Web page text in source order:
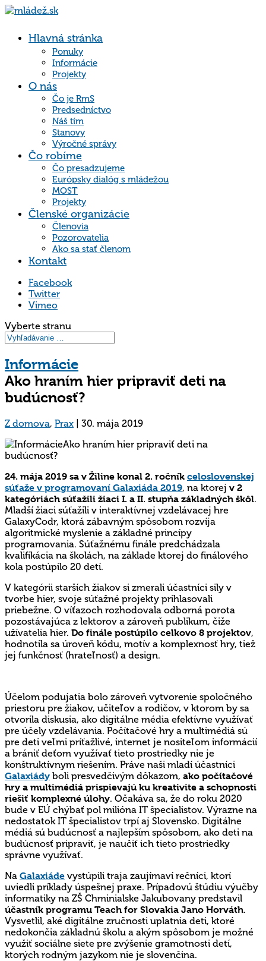
Hlavná stránka
Ponuky
Informácie
Projekty
O nás
Čo je RmS
Predsedníctvo
Náš tím
Stanovy
Výročné správy
Čo robíme
Čo presadzujeme
Európsky dialóg s mládežou
MOST
Projekty
Členské organizácie
Členovia
Pozorovatelia
Ako sa stať členom
Kontakt
Facebook
Twitter
Vimeo
Vyberte stranu
Informácie
Ako hraním hier pripraviť deti na
budúcnosť?
Z domova, Prax 30. mája 2019
24. mája 2019 sa v Žiline konal 2. ročník celoslovenskej
súťaže v programovaní Galaxiáda 2019, na ktorej v 2
kategóriách súťažili žiaci I. a II. stupňa základných škôl.
Mladší žiaci súťažili v interaktívnej vzdelávacej hre
GalaxyCodr, ktorá zábavným spôsobom rozvíja
algoritmické myslenie a základné princípy
programovania. Súťažnému finále predchádzala
kvalifikácia na školách, na základe ktorej do finálového
kola postúpilo 20 detí.
V kategórii starších žiakov si zmerali účastníci sily v
tvorbe hier, svoje súťažné projekty prihlasovali
priebežne. O víťazoch rozhodovala odborná porota
pozostávajúca z lektorov a zároveň publikum, čiže
užívatelia hier. Do finále postúpilo celkovo 8 projektov,
hodnotila sa úroveň kódu, motív a komplexnosť hry, tiež
jej funkčnosť (hrateľnosť) a design.
Účelom podujatia bolo zároveň vytvorenie spoločného
priestoru pre žiakov, učiteľov a rodičov, v ktorom by sa
otvorila diskusia, ako digitálne média efektívne využívať
pre účely vzdelávania. Počítačové hry a multimédiá sú
pre deti veľmi príťažlivé, internet je nositeľom informácií
a brániť deťom využívať tieto prostriedky nie je
konštruktívnym riešením. Práve naši mladí účastníci
Galaxiády boli presvedčivým dôkazom, ako počítačové
hry a multimédiá prispievajú ku kreativite a schopnosti
riešiť komplexné úlohy. Očakáva sa, že do roku 2020
bude v EÚ chýbať pol milióna IT špecialistov. Výrazne na
nedostatok IT špecialistov trpí aj Slovensko. Digitálne
médiá sú budúcnosť a najlepším spôsobom, ako deti na
budúcnosť pripraviť, je naučiť ich tieto prostriedky
správne využívať.
Na Galaxiáde vystúpili traja zaujímaví rečníci, ktorí
uviedli príklady úspešnej praxe. Prípadovú štúdiu výučby
informatiky na ZŠ Chminialske Jakubovany predstavil
účastník programu Teach for Slovakia Jano Horváth.
Vysvetlil, aké digitálne zručnosti uplatnia deti, ktoré
nedokončia základnú školu a akým spôsobom je možné
využiť sociálne siete pre zvýšenie gramotnosti detí,
ktorých rodným jazykom nie je slovenčina.